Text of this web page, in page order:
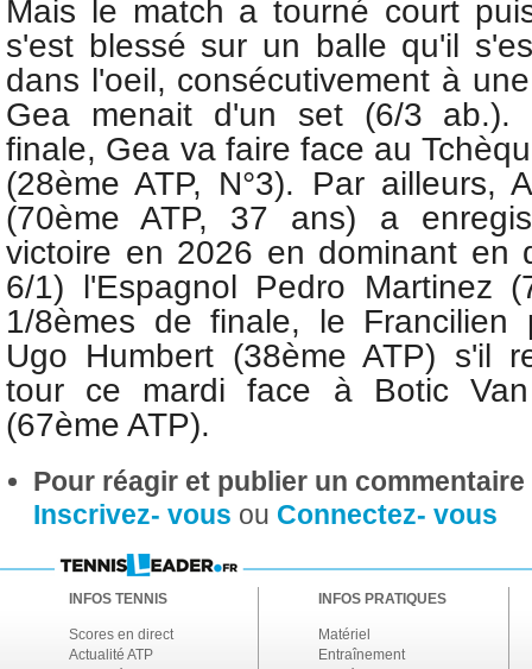
Mais le match a tourné court
s'est blessé sur un balle qu'il
dans l'oeil, consécutivement à
Gea menait d'un set (6/3 ab.).
finale, Gea va faire face au
(28ème ATP, N°3). Par ailleurs,
(70ème ATP, 37 ans) a
victoire en 2026 en dominant en
6/1) l'Espagnol Pedro Martinez
1/8èmes de finale, le Francilien
Ugo Humbert (38ème ATP) s'il
tour ce mardi face à Botic
(67ème ATP).
Pour réagir et publier un
Inscrivez- vous ou Connectez- vous
INFOS TENNIS
Scores en direct
Actualité ATP
INFOS PRATIQUES
Matériel
Entraînement